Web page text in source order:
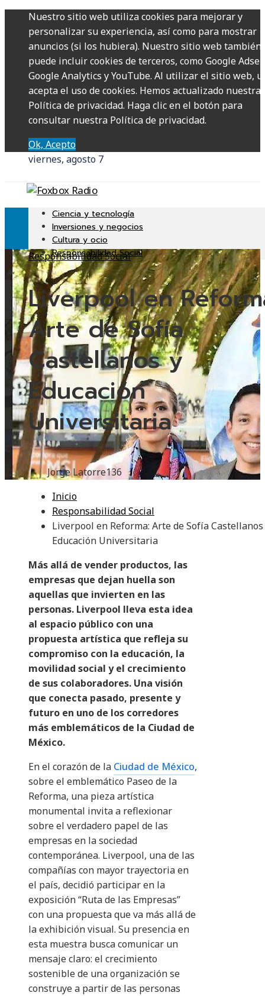
Nuestro sitio web utiliza cookies para mejorar y
personalizar su experiencia, así como para mostrar
anuncios (si los hubiera). Nuestro sitio web también
puede incluir cookies de terceros, como Google
Google Analytics y YouTube. Al utilizar el sitio web,
acepta el uso de cookies. Hemos actualizado nuestra
Política de privacidad. Haga clic en el botón para
consultar nuestra Política de privacidad.
Ok, Acepto
viernes, agosto 7
Ciencia y tecnología
Inversiones y negocios
Cultura y ocio
Responsabilidad Social
Responsabilidad Social
Liverpool en
Arte de Sofía
Castellanos y
Educación
Universitaria
Jorge Latorre136
Inicio
Responsabilidad Social
Liverpool en Reforma: Arte de Sofía Castellanos
Educación Universitaria
Más allá de vender productos, las
empresas que dejan huella son
aquellas que invierten en las
personas. Liverpool lleva esta idea
al espacio público con una
propuesta artística que refleja su
compromiso con la educación, la
movilidad social y el crecimiento
de sus colaboradores. Una visión
que conecta pasado, presente y
futuro en uno de los corredores
más emblemáticos de la Ciudad de
México.
En el corazón de la Ciudad de México,
sobre el emblemático Paseo de la
Reforma, una pieza artística
monumental invita a reflexionar
sobre el verdadero papel de las
empresas en la sociedad
contemporánea. Liverpool, una de las
compañías con mayor trayectoria en
el país, decidió participar en la
exposición “Ruta de las Empresas”
con una propuesta que va más allá de
la exhibición visual. Su presencia en
esta muestra busca comunicar un
mensaje claro: el crecimiento
sostenible de una organización se
construye a partir de las personas